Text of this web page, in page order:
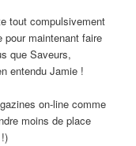
tout compulsivement
maintenant faire
que Saveurs,
entendu Jamie !
on-line comme
moins de place